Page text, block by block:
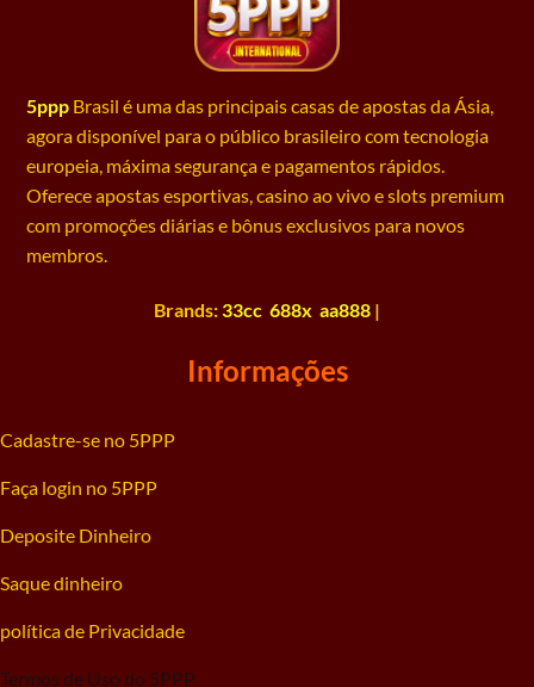
5ppp Brasil é uma das principais casas de apostas da Ásia,
agora disponível para o público brasileiro com tecnologia
europeia, máxima segurança e pagamentos rápidos.
Oferece apostas esportivas, casino ao vivo e slots premium
com promoções diárias e bônus exclusivos para novos
membros.
Brands:33cc 688x aa888 |
Informações
Cadastre-se no 5PPP
Faça login no 5PPP
Deposite Dinheiro
Saque dinheiro
política de Privacidade
Termos de Uso do 5PPP